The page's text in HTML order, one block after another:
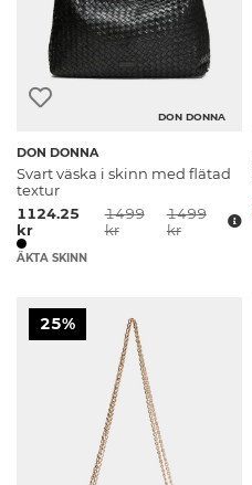
DON DONNA
DON DONNA
Svart väska i skinn med flätad
textur
1124.25
kr
1499
kr
1499
kr
ÄKTA SKINN
25%